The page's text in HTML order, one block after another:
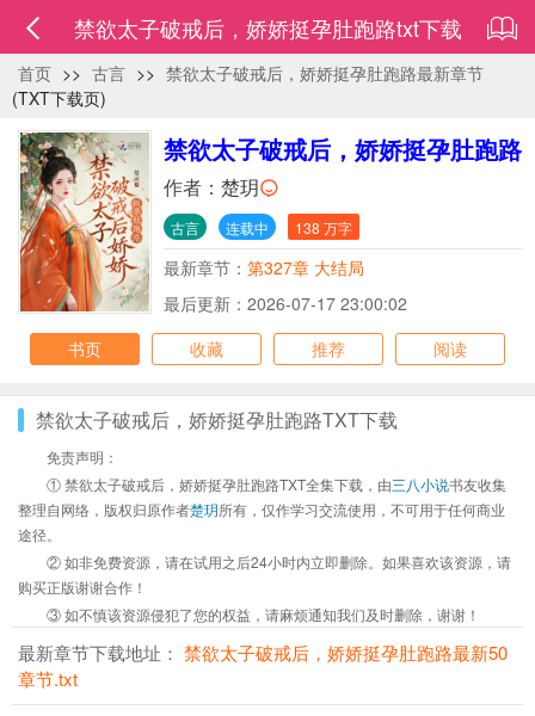
禁欲太子破戒后，娇娇挺孕肚跑路txt下载
首页 >> 古言 >> 禁欲太子破戒后，娇娇挺孕肚跑路最新章节
(TXT下载页)
禁欲太子破戒后，娇娇挺孕肚跑路
作者： 楚玥
古言 连载中 138 万字
最新章节： 第327章 大结局
最后更新：2026-07-17 23:00:02
书页
收藏 推荐 阅读
禁欲太子破戒后，娇娇挺孕肚跑路TXT下载
免责声明：
① 禁欲太子破戒后，娇娇挺孕肚跑路TXT全集下载，由三八小说书友收集
整理自网络，版权归原作者楚玥所有，仅作学习交流使用，不可用于任何商业
途径。
② 如非免费资源，请在试用之后24小时内立即删除。如果喜欢该资源，请
购买正版谢谢合作！
③ 如不慎该资源侵犯了您的权益，请麻烦通知我们及时删除，谢谢！
最新章节下载地址： 禁欲太子破戒后，娇娇挺孕肚跑路最新50
章节.txt